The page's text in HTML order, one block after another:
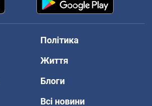
Політика
Життя
Блоги
Всі новини